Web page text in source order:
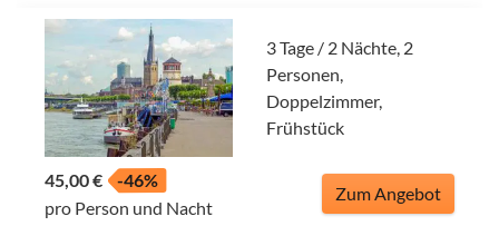
3 Tage / 2 Nächte, 2
Personen,
Doppelzimmer,
Frühstück
45,00 €
-46%
pro Person und Nacht
Zum Angebot